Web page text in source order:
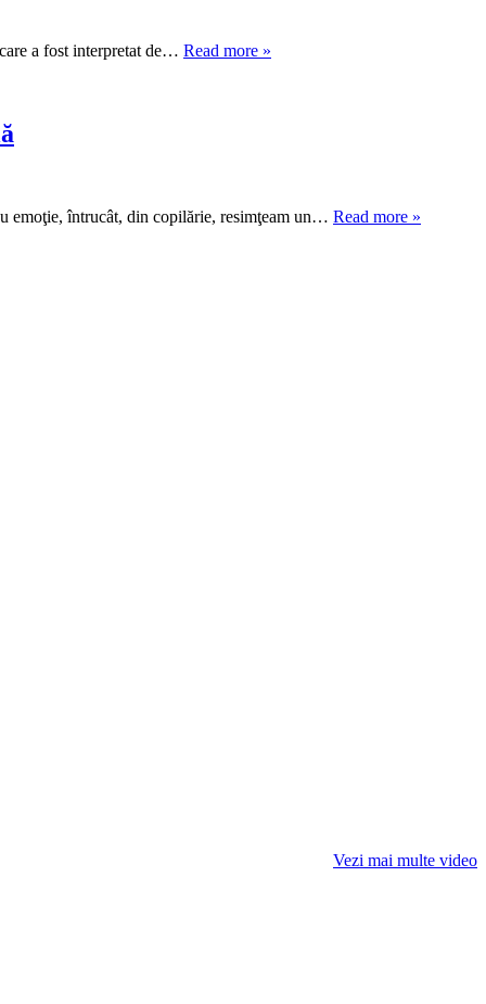
a fost interpretat de… Read more »
emoţie, întrucât, din copilărie, resimţeam un… Read more »
Vezi mai multe video